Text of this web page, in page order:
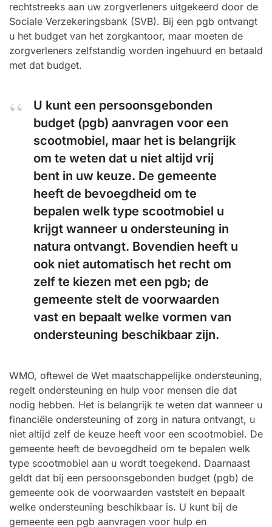
rechtstreeks aan uw zorgverleners uitgekeerd door de
Sociale Verzekeringsbank (SVB). Bij een pgb ontvangt
u het budget van het zorgkantoor, maar moeten de
zorgverleners zelfstandig worden ingehuurd en betaald
met dat budget.
U kunt een persoonsgebonden
budget (pgb) aanvragen voor een
scootmobiel, maar het is belangrijk
om te weten dat u niet altijd vrij
bent in uw keuze. De gemeente
heeft de bevoegdheid om te
bepalen welk type scootmobiel u
krijgt wanneer u ondersteuning in
natura ontvangt. Bovendien heeft u
ook niet automatisch het recht om
zelf te kiezen met een pgb; de
gemeente stelt de voorwaarden
vast en bepaalt welke vormen van
ondersteuning beschikbaar zijn.
WMO, oftewel de Wet maatschappelijke ondersteuning,
regelt ondersteuning en hulp voor mensen die dat
nodig hebben. Het is belangrijk te weten dat wanneer u
financiële ondersteuning of zorg in natura ontvangt, u
niet altijd zelf de keuze heeft voor een scootmobiel. De
gemeente heeft de bevoegdheid om te bepalen welk
type scootmobiel aan u wordt toegekend. Daarnaast
geldt dat bij een persoonsgebonden budget (pgb) de
gemeente ook de voorwaarden vaststelt en bepaalt
welke ondersteuning beschikbaar is. U kunt bij de
gemeente een pgb aanvragen voor hulp en